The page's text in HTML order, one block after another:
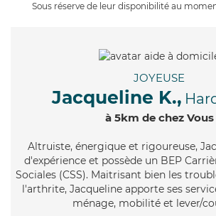
Sous réserve de leur disponibilité au
JOYEUSE
Jacqueline K.,
à 5km de chez Vous
Altruiste, énergique et rigoureuse,
d'expérience et possède un BEP
Sociales (CSS). Maitrisant bien les
l'arthrite, Jacqueline apporte ses
ménage, mobilité et lever/